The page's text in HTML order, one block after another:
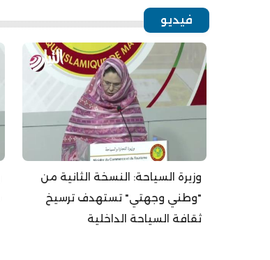
فيديو
وزيرة السياحة: النسخة الثانية من
"وطني وجهتي" تستهدف ترسيخ
ثقافة السياحة الداخلية